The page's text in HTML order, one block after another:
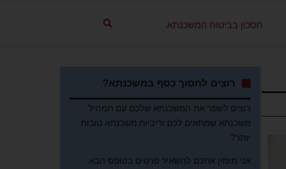
חסכון בביטוח המשכנתא
רוצים לחסוך כסף במשכנתא?
רוצים לשפר את המשכנתא שלכם עם תמהיל
משכנתא שמתאים לכם וריביות משכנתא טובות
יותר?
אני מזמין אתכם להשאיר פרטים בטופס הבא